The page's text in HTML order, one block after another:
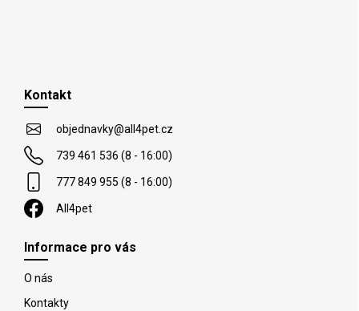
Kontakt
objednavky@all4pet.cz
739 461 536 (8 - 16:00)
777 849 955 (8 - 16:00)
All4pet
Informace pro vás
O nás
Kontakty